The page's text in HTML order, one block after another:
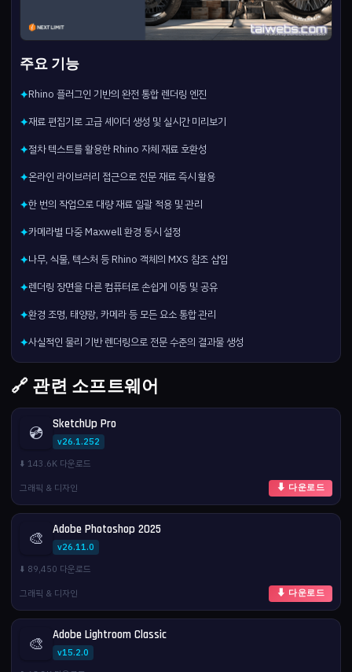
주요 기능
✦Rhino 플러그인 기반의 완전 통합 렌더링 엔진
✦재료 편집기로 고급 셰이더 생성 및 실시간 미리보기
✦절차 텍스트를 활용한 Rhino 자체 재료 호환성
✦온라인 라이브러리 접근으로 전문 재료 즉시 활용
✦한 번의 작업으로 대량 재료 일괄 적용 및 관리
✦카메라별 다중 Maxwell 환경 동시 설정
✦나무, 식물, 텍스처 등 Rhino 객체의 MXS 참조 삽입
✦렌더링 장면을 다른 컴퓨터로 손쉽게 이동 및 공유
✦환경 조명, 태양광, 카메라 등 모든 요소 통합 관리
✦사실적인 물리 기반 렌더링으로 전문 수준의 결과물 생성
🔗 관련 소프트웨어
💿 SketchUp Pro
v26.1.252
⬇️ 143.6K 다운로드
그래픽 & 디자인
⬇ 다운로드
🎨 Adobe Photoshop 2025
v26.11.0
⬇️ 89,450 다운로드
그래픽 & 디자인
⬇ 다운로드
🎨 Adobe Lightroom Classic
v15.2.0